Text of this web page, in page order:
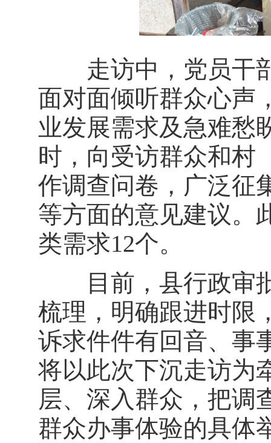
走访中，党员干部
面对面倾听群众心声
业发展需求及急难愁
时，向受访群众和村
作调查问卷，广泛征
等方面的意见建议。
类需求12个。
目前，县行政审批
梳理，明确跟进时限
诉求件件有回音、事
将以此次下沉走访为
层、深入群众，把调
群众办事体验的具体